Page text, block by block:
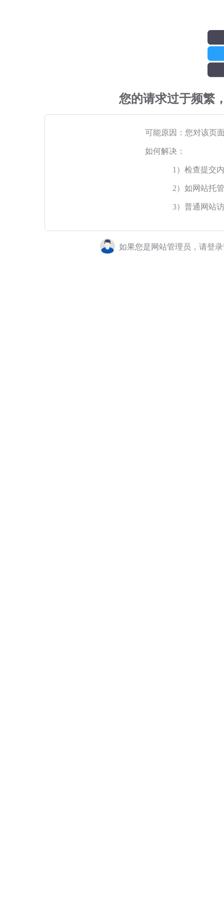
您的请求过于频繁
可能原因：您对该页
如何解决：
1）检查提交
2）如网站托
3）普通网站
如果您是网站管理员，请登